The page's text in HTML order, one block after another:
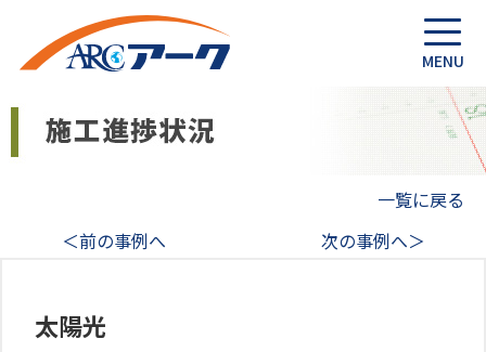
一覧に戻る
＜前の事例へ
次の事例へ＞
太陽光